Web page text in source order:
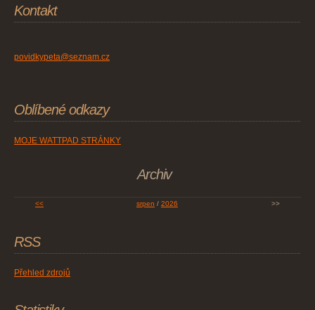
Kontakt
povidkypeta@seznam.cz
Oblíbené odkazy
MOJE WATTPAD STRÁNKY
Archiv
<< srpen / 2026 >>
RSS
Přehled zdrojů